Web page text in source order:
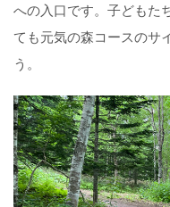
への入口です。子どもた
ても元気の森コースのサ
う。